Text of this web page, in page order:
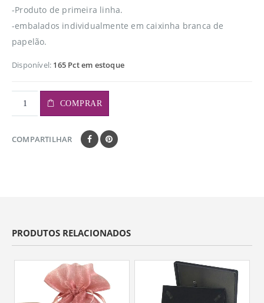
-Produto de primeira linha.
-embalados individualmente em caixinha branca de
papelão.
Disponível: 165 Pct em estoque
COMPRAR
COMPARTILHAR
PRODUTOS RELACIONADOS